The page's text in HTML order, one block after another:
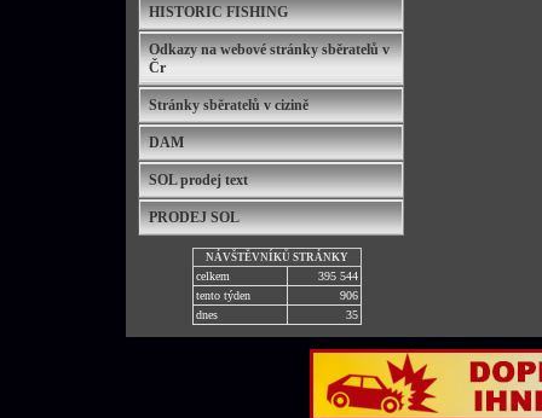
HISTORIC FISHING
Odkazy na webové stránky sběratelů v
Čr
Stránky sběratelů v cizině
DAM
SOL prodej text
PRODEJ SOL
NÁVŠTĚVNÍKŮ STRÁNKY
celkem
395 544
tento týden
906
dnes
35